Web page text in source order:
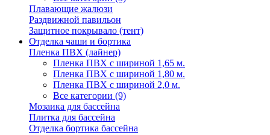
Плавающие жалюзи
Раздвижной павильон
Защитное покрывало (тент)
Отделка чаши и бортика
Пленка ПВХ (лайнер)
Пленка ПВХ с шириной 1,65 м.
Пленка ПВХ с шириной 1,80 м.
Пленка ПВХ с шириной 2,0 м.
Все категории (9)
Мозаика для бассейна
Плитка для бассейна
Отделка бортика бассейна